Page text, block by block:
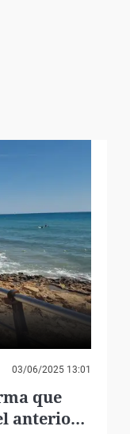
03/06/2025 13:01
que
anterior"